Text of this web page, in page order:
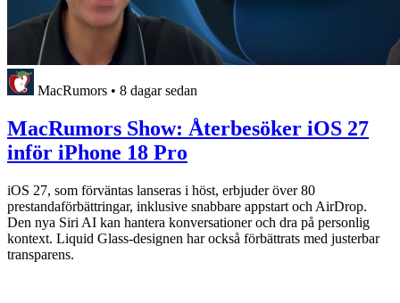
MacRumors • 8 dagar sedan
MacRumors Show: Återbesöker iOS 27
inför iPhone 18 Pro
iOS 27, som förväntas lanseras i höst, erbjuder över 80
prestandaförbättringar, inklusive snabbare appstart och AirDrop.
Den nya Siri AI kan hantera konversationer och dra på personlig
kontext. Liquid Glass-designen har också förbättrats med justerbar
transparens.